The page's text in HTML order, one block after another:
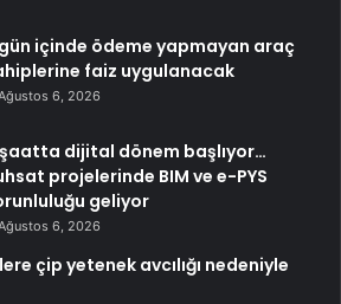
içinde ödeme yapmayan araç
faiz uygulanacak
6, 2026
dijital dönem başlıyor…
projelerinde BIM ve e-PYS
geliyor
6, 2026
çip yetenek avcılığı nedeniyle